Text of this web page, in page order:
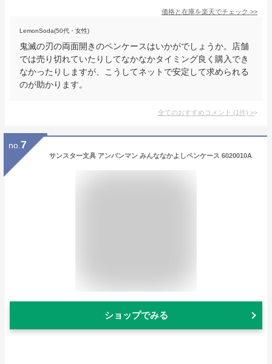
価格と在庫を楽天でチェック >>
LemonSoda(50代・女性)
鬼滅の刃の両面開きのペンケースはいかがでしょうか。店舗
では売り切れていたりしてなかなかタイミング良く購入でき
なかったりしますが、こうしてネットで安定して求められる
のが助かります。
全てのおすすめコメント (1件) >
no. 7
サンスター文具 アンパンマン みんななかよしペンケース 6020010A
ショップでみる